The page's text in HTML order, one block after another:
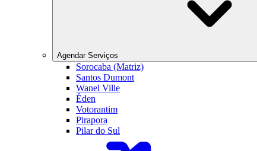
Agendar Serviços
Sorocaba (Matriz)
Santos Dumont
Wanel Ville
Éden
Votorantim
Pirapora
Pilar do Sul